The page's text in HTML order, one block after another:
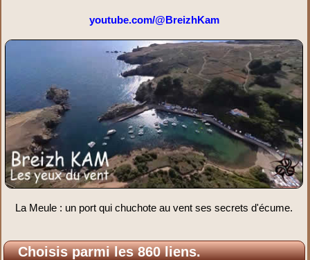
youtube.com/@BreizhKam
La Meule : un port qui chuchote au vent ses secrets d'écume.
Choisis parmi les 860 liens.